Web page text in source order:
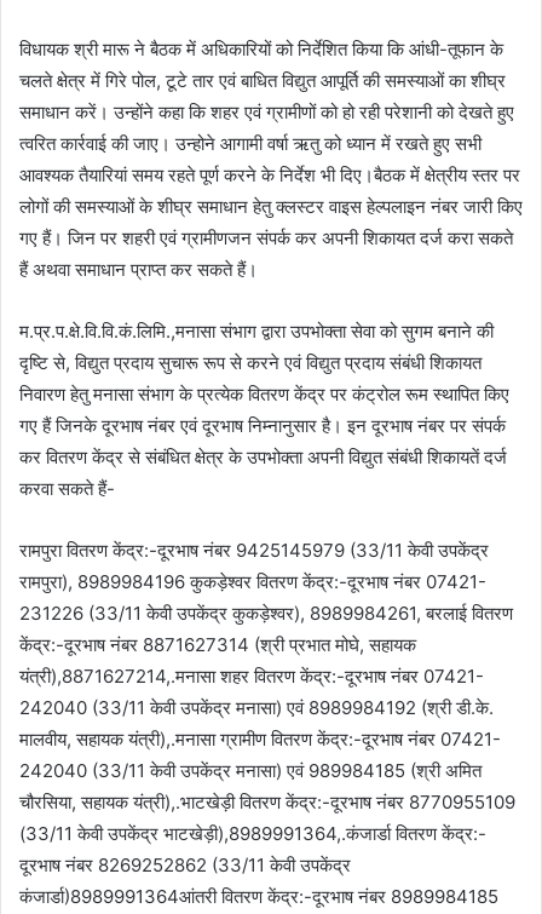
विधायक श्री मारू ने बैठक में अधिकारियों को निर्देशित किया कि आंधी-तूफान के
चलते क्षेत्र में गिरे पोल, टूटे तार एवं बाधित विद्युत आपूर्ति की समस्याओं का शीघ्र
समाधान करें। उन्होंने कहा कि शहर एवं ग्रामीणों को हो रही परेशानी को देखते हुए
त्वरित कार्रवाई की जाए। उन्‍होने आगामी वर्षा ऋतु को ध्यान में रखते हुए सभी
आवश्यक तैयारियां समय रहते पूर्ण करने के निर्देश भी दिए।बैठक में क्षेत्रीय स्तर पर
लोगों की समस्याओं के शीघ्र समाधान हेतु क्लस्टर वाइस हेल्पलाइन नंबर जारी किए
गए हैं। जिन पर शहरी एवं ग्रामीणजन संपर्क कर अपनी शिकायत दर्ज करा सकते
हैं अथवा समाधान प्राप्त कर सकते हैं।
म.प्र.प.क्षे.वि.वि.कं.लिमि.,मनासा संभाग द्वारा उपभोक्ता सेवा को सुगम बनाने की
दृष्टि से, विद्युत प्रदाय सुचारू रूप से करने एवं विद्युत प्रदाय संबंधी शिकायत
निवारण हेतु मनासा संभाग के प्रत्येक वितरण केंद्र पर कंट्रोल रूम स्थापित किए
गए हैं जिनके दूरभाष नंबर एवं दूरभाष निम्नानुसार है। इन दूरभाष नंबर पर संपर्क
कर वितरण केंद्र से संबंधित क्षेत्र के उपभोक्ता अपनी विद्युत संबंधी शिकायतें दर्ज
करवा सकते हैं-
रामपुरा वितरण केंद्र:-दूरभाष नंबर 9425145979 (33/11 केवी उपकेंद्र
रामपुरा), 8989984196 कुकड़ेश्वर वितरण केंद्र:-दूरभाष नंबर 07421-
231226 (33/11 केवी उपकेंद्र कुकड़ेश्वर), 8989984261, बरलाई वितरण
केंद्र:-दूरभाष नंबर 8871627314 (श्री प्रभात मोघे, सहायक
यंत्री),8871627214,.मनासा शहर वितरण केंद्र:-दूरभाष नंबर 07421-
242040 (33/11 केवी उपकेंद्र मनासा) एवं 8989984192 (श्री डी.के.
मालवीय, सहायक यंत्री),.मनासा ग्रामीण वितरण केंद्र:-दूरभाष नंबर 07421-
242040 (33/11 केवी उपकेंद्र मनासा) एवं 989984185 (श्री अमित
चौरसिया, सहायक यंत्री),.भाटखेड़ी वितरण केंद्र:-दूरभाष नंबर 8770955109
(33/11 केवी उपकेंद्र भाटखेड़ी),8989991364,.कंजार्डा वितरण केंद्र:-
दूरभाष नंबर 8269252862 (33/11 केवी उपकेंद्र
कंजार्डा)8989991364आंतरी वितरण केंद्र:-दूरभाष नंबर 8989984185